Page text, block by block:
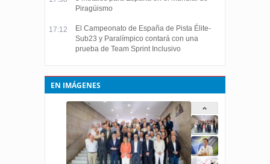
Piragüismo
17:12
El Campeonato de España de Pista Élite-
Sub23 y Paralímpico contará con una
prueba de Team Sprint Inclusivo
EN IMÁGENES